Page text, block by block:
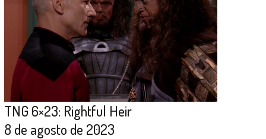
TNG 6×23: Rightful Heir
8 de agosto de 2023